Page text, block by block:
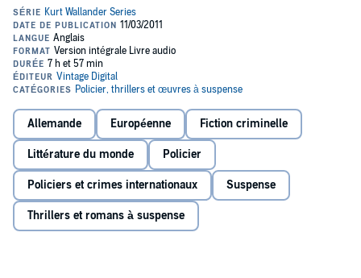
him. He works tirelessly, eats badly, and drinks his nights away in a
lonely, neglected flat. But now Wallander must forget his troubles
and throw himself into a battle against time.
Allemande Européenne Fiction criminelle
Littérature du monde Policier
Policiers et crimes internationaux Suspense
Thrillers et romans à suspense